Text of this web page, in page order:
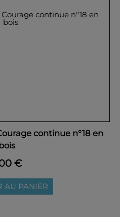
continue n°18 en
bois
€
AU PANIER